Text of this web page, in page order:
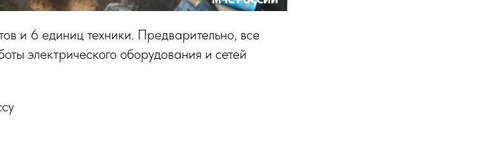
и 6 единиц техники. Предварительно, все
электрического оборудования и сетей